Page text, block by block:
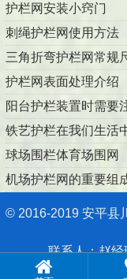
护栏网安装小窍门
刺绳护栏网使用方法
三角折弯护栏网常规
护栏网表面处理介绍
阳台护栏装置时需要
铁艺护栏在我们生活
球场围栏体育场围网
机场护栏网的重要组
© 2016-2019 安平县
联系人：赵
http://